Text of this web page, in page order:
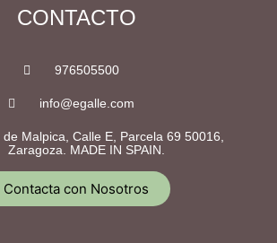
CONTACTO
976505500
info@egalle.com
de Malpica, Calle E, Parcela 69 50016,
Zaragoza. MADE IN SPAIN.
Contacta con Nosotros